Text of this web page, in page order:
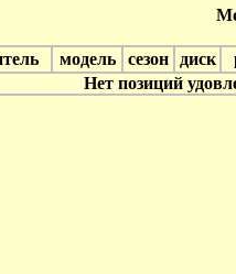
модель сезон диск
Нет позиций